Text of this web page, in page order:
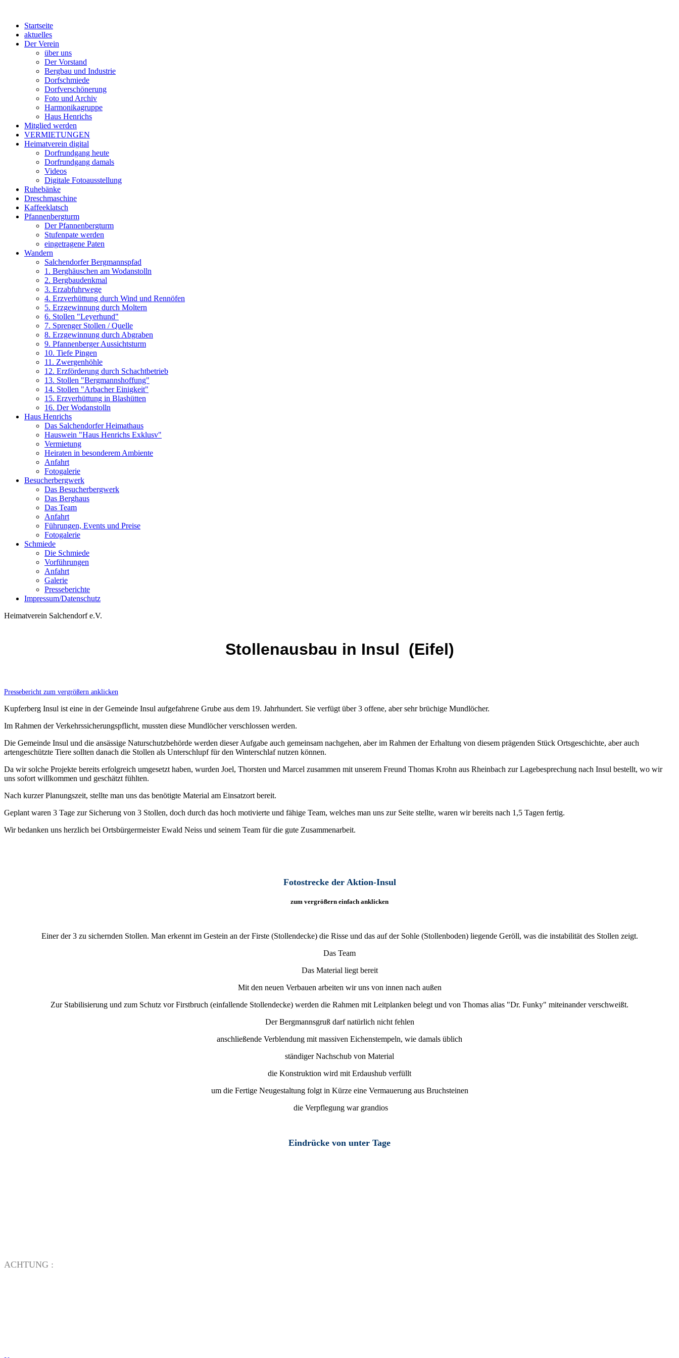
Startseite
aktuelles
Der Verein
über uns
Der Vorstand
Bergbau und Industrie
Dorfschmiede
Dorfverschönerung
Foto und Archiv
Harmonikagruppe
Haus Henrichs
Mitglied werden
VERMIETUNGEN
Heimatverein digital
Dorfrundgang heute
Dorfrundgang damals
Videos
Digitale Fotoausstellung
Ruhebänke
Dreschmaschine
Kaffeeklatsch
Pfannenbergturm
Der Pfannenbergturm
Stufenpate werden
eingetragene Paten
Wandern
Salchendorfer Bergmannspfad
1. Berghäuschen am Wodanstolln
2. Bergbaudenkmal
3. Erzabfuhrwege
4. Erzverhüttung durch Wind und Rennöfen
5. Erzgewinnung durch Moltern
6. Stollen "Leyerhund"
7. Sprenger Stollen / Quelle
8. Erzgewinnung durch Abgraben
9. Pfannenberger Aussichtsturm
10. Tiefe Pingen
11. Zwergenhöhle
12. Erzförderung durch Schachtbetrieb
13. Stollen "Bergmannshoffung"
14. Stollen "Arbacher Einigkeit"
15. Erzverhüttung in Blashütten
16. Der Wodanstolln
Haus Henrichs
Das Salchendorfer Heimathaus
Hauswein "Haus Henrichs Exklusv"
Vermietung
Heiraten in besonderem Ambiente
Anfahrt
Fotogalerie
Besucherbergwerk
Das Besucherbergwerk
Das Berghaus
Das Team
Anfahrt
Führungen, Events und Preise
Fotogalerie
Schmiede
Die Schmiede
Vorführungen
Anfahrt
Galerie
Presseberichte
Impressum/Datenschutz
Heimatverein Salchendorf e.V.
Stollenausbau in Insul (Eifel)
Pressebericht zum vergrößern anklicken
Kupferberg Insul ist eine in der Gemeinde Insul aufgefahrene Grube aus dem 19. Jahrhundert. Sie verfügt über 3 offene, aber sehr brüchige Mundlöcher.
Im Rahmen der Verkehrssicherungspflicht, mussten diese Mundlöcher verschlossen werden.
Die Gemeinde Insul und die ansässige Naturschutzbehörde werden dieser Aufgabe auch gemeinsam nachgehen, aber im Rahmen der Erhaltung von diesem prägenden Stück Ortsgeschichte, aber auch
artengeschützte Tiere sollten danach die Stollen als Unterschlupf für den Winterschlaf nutzen können.
Da wir solche Projekte bereits erfolgreich umgesetzt haben, wurden Joel, Thorsten und Marcel zusammen mit unserem Freund Thomas Krohn aus Rheinbach zur Lagebesprechung nach Insul bestellt, wo wir
uns sofort willkommen und geschätzt fühlten.
Nach kurzer Planungszeit, stellte man uns das benötigte Material am Einsatzort bereit.
Geplant waren 3 Tage zur Sicherung von 3 Stollen, doch durch das hoch motivierte und fähige Team, welches man uns zur Seite stellte, waren wir bereits nach 1,5 Tagen fertig.
Wir bedanken uns herzlich bei Ortsbürgermeister Ewald Neiss und seinem Team für die gute Zusammenarbeit.
Fotostrecke der Aktion-Insul
zum vergrößern einfach anklicken
Einer der 3 zu sichernden Stollen. Man erkennt im Gestein an der Firste (Stollendecke) die Risse und das auf der Sohle (Stollenboden) liegende Geröll, was die instabilität des Stollen zeigt.
Das Team
Das Material liegt bereit
Mit den neuen Verbauen arbeiten wir uns von innen nach außen
Zur Stabilisierung und zum Schutz vor Firstbruch (einfallende Stollendecke) werden die Rahmen mit Leitplanken belegt und von Thomas alias "Dr. Funky" miteinander verschweißt.
Der Bergmannsgruß darf natürlich nicht fehlen
anschließende Verblendung mit massiven Eichenstempeln, wie damals üblich
ständiger Nachschub von Material
die Konstruktion wird mit Erdaushub verfüllt
um die Fertige Neugestaltung folgt in Kürze eine Vermauerung aus Bruchsteinen
die Verpflegung war grandios
Eindrücke von unter Tage
ACHTUNG :